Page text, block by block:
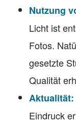
Nutzung
Licht ist
Fotos.
gesetzte
Qualität
Aktualität:
Eindruck